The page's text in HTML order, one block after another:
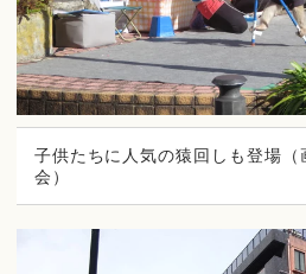
子供たちに人気の猿回しも登場
会）